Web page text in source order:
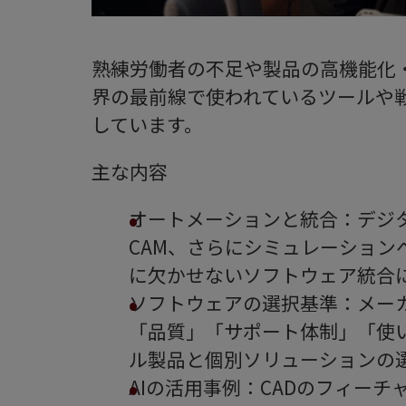
熟練労働者の不足や製品の高機能
界の最前線で使われているツール
しています。
主な内容
オートメーションと統合：デジ
CAM、さらにシミュレーショ
に欠かせないソフトウェア統合
ソフトウェアの選択基準：メ
「品質」「サポート体制」「
ル製品と個別ソリューションの
AIの活用事例：CADのフィーチ